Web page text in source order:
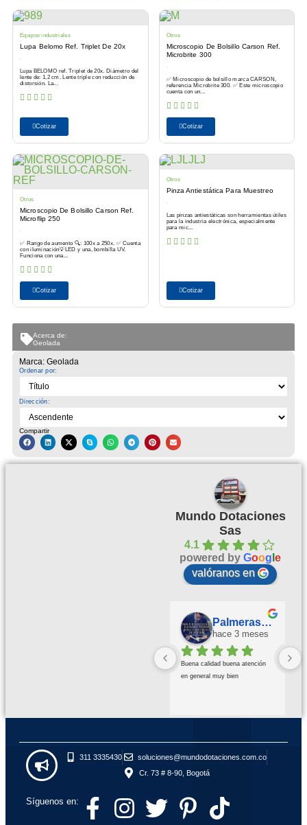
Marca: Geolada
Ordenar por:
Dirección:
Compartir
Acerca de:
Geolada
Equipos industriales
Lupa Belomo Ref. Triplet De 20x
Lupa BELOMO ref. Triplet de 20x. Diámetro del
lente de: 1,2 cm. Lente triple con reducción de
distorsión. La...
Cotizar
Otros
Microscopio De Bolsillo Carson Ref.
Microbrite 300
✅ Microscopio de bolsillo marca CARSON,
referencia Microbrite 300. ✅ Este microscopio
cuenta con un...
Cotizar
Otros
Microscopio De Bolsillo Carson Ref.
Microflip 250
✅ Rango de aumento 🔍: 100x a 250x. ✅ Cuenta
con iluminación💡LED y una, bombilla UV.
Funciona con una...
Cotizar
Otros
Pinza Antiestática Para Muestreo
Las pinzas antiestáticas son herramientas útiles
para la industria electrónica, especialmente
para mic...
Cotizar
Mundo Dotaciones
Sas
4.1
powered by Goog e
valóranos en
Palmeras Doradas
hace 3 meses
Buena calidad buena atención
en general muy bien
311 3335430
soluciones@mundodotaciones.com.co
Cr. 73 # 8-90, Bogotá
Síguenos en: